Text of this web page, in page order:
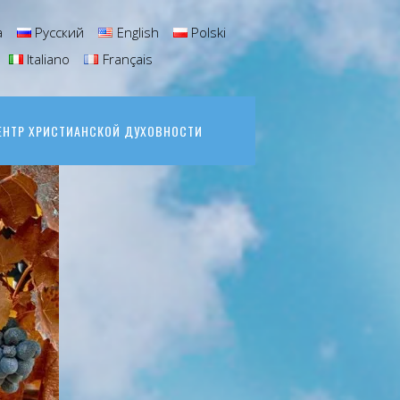
Русский English
Polski
Italiano
Français
ХРИСТИАНСКОЙ ДУХОВНОСТИ